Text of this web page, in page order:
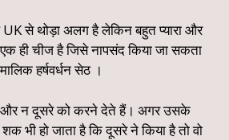
UK से थोड़ा अलग है लेकिन बहुत प्यारा और
एक ही चीज है जिसे नापसंद किया जा सकता
हर्षवर्धन सेठ ।
और न दूसरे को करने देते हैं। अगर उसके
भी हो जाता है कि दूसरे ने किया है तो वो